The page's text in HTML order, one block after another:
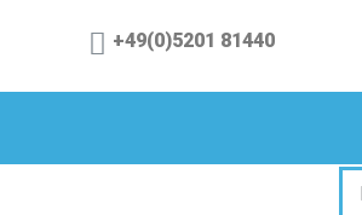
+49(0)5201 81440